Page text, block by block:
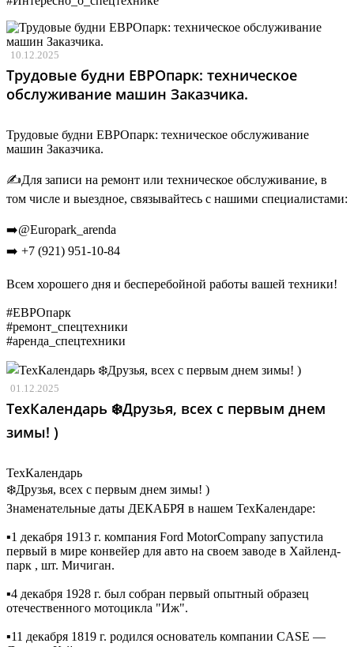
10.12.2025
Трудовые будни ЕВРОпарк: техническое
обслуживание машин Заказчика.
Трудовые будни ЕВРОпарк: техническое обслуживание
машин Заказчика.
✍️Для записи на ремонт или техническое обслуживание, в
том числе и выездное, связывайтесь с нашими специалистами:
➡️@Europark_arenda
➡️ +7 (921) 951-10-84
Всем хорошего дня и бесперебойной работы вашей техники!
#ЕВРОпарк
#ремонт_спецтехники
#аренда_спецтехники
01.12.2025
ТехКалендарь ❄️Друзья, всех с первым днем
зимы! )
ТехКалендарь
❄️Друзья, всех с первым днем зимы! )
Знаменательные даты ДЕКАБРЯ в нашем ТехКалендаре:
▪️1 декабря 1913 г. компания Ford MotorCompany запустила
первый в мире конвейер для авто на своем заводе в Хайленд-
парк , шт. Мичиган.
▪️4 декабря 1928 г. был собран первый опытный образец
отечественного мотоцикла "Иж".
▪️11 декабря 1819 г. родился основатель компании CASE —